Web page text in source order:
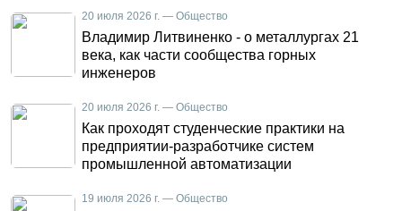
20 июля 2026 г. — Общество
Владимир Литвиненко - о металлургах 21
века, как части сообщества горных
инженеров
20 июля 2026 г. — Общество
Как проходят студенческие практики на
предприятии-разработчике систем
промышленной автоматизации
19 июля 2026 г. — Общество